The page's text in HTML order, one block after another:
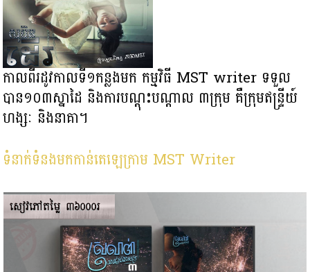
កាលពីរដូវកាលទី១កន្លងមក កម្មវិធី MST writer ទទួល
បាន១០៣ស្នាដៃ និងការបណ្ដុះបណ្ដាល ៣ក្រុម គឺក្រុមឥន្រ្ទីយ៍
ហង្សៈ និងនាគា។
ទំនាក់ទំនងមកកាន់តេឡេក្រាម MST Writer